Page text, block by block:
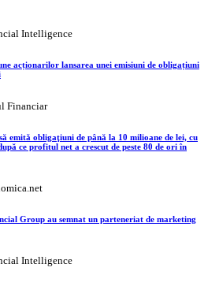
Intelligence
acționarilor lansarea unei emisiuni de obligațiuni
Financiar
emită obligaţiuni de până la 10 milioane de lei, cu
ce profitul net a crescut de peste 80 de ori în
Group au semnat un parteneriat de marketing
Intelligence